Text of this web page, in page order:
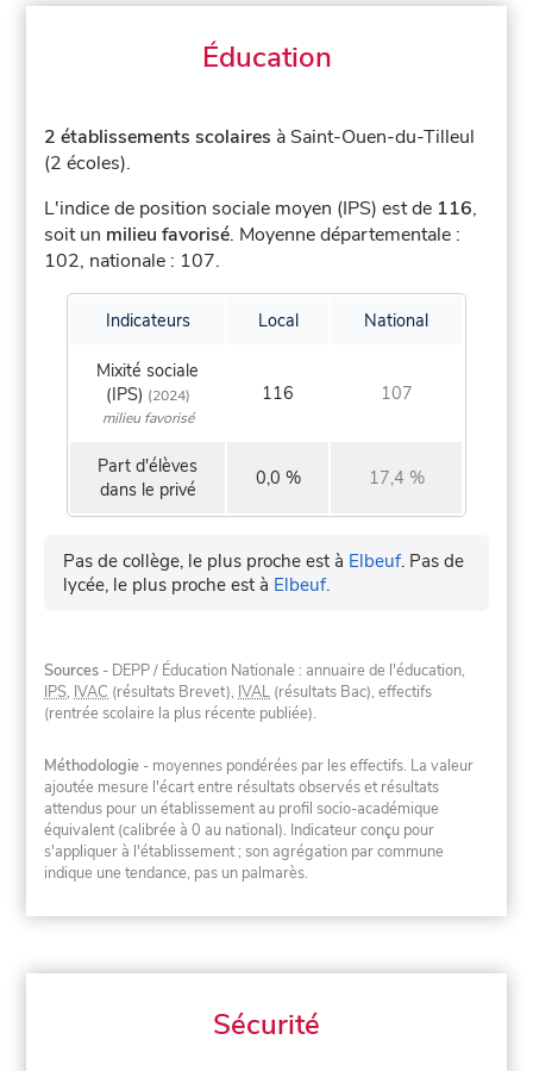
Éducation
2 établissements scolaires à Saint-Ouen-du-Tilleul
(2 écoles).
L'indice de position sociale moyen (IPS) est de 116,
soit un milieu favorisé. Moyenne départementale :
102, nationale : 107.
Indicateurs Local National
Mixité sociale
(IPS) (2024)
milieu favorisé
116 107
Part d'élèves
dans le privé
0,0 % 17,4 %
Pas de collège, le plus proche est à Elbeuf. Pas de
lycée, le plus proche est à Elbeuf.
Sources - DEPP / Éducation Nationale : annuaire de l'éducation,
IPS, IVAC (résultats Brevet), IVAL (résultats Bac), effectifs
(rentrée scolaire la plus récente publiée).
Méthodologie - moyennes pondérées par les effectifs. La valeur
ajoutée mesure l'écart entre résultats observés et résultats
attendus pour un établissement au profil socio-académique
équivalent (calibrée à 0 au national). Indicateur conçu pour
s'appliquer à l'établissement ; son agrégation par commune
indique une tendance, pas un palmarès.
Sécurité